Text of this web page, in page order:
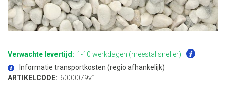
naar
begin
de
afbeeldingen-
Verwachte levertijd: 1-10 werkdagen (meestal sneller)
Informatie transportkosten (regio afhankelijk)
ARTIKELCODE: 6000079v1